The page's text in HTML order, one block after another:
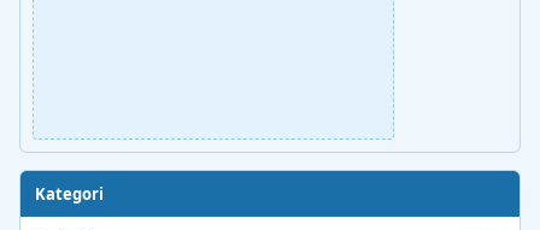
Kategori